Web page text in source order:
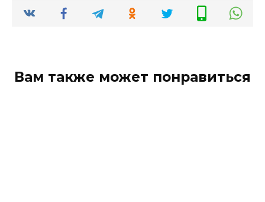
Вам также может понравиться